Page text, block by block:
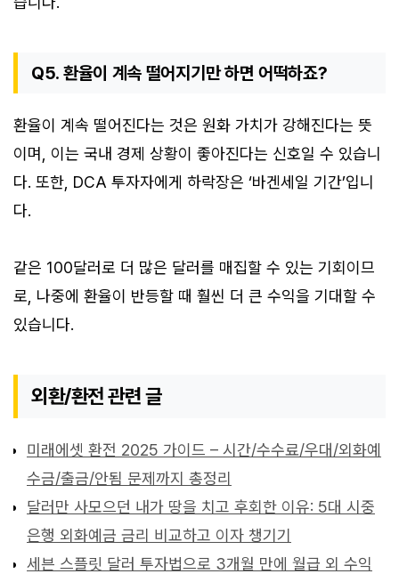
Q5. 환율이 계속 떨어지기만 하면 어떡하죠?
환율이 계속 떨어진다는 것은 원화 가치가 강해진다는 뜻
이며, 이는 국내 경제 상황이 좋아진다는 신호일 수 있습니
다. 또한, DCA 투자자에게 하락장은 ‘바겐세일 기간’입니
다.
같은 100달러로 더 많은 달러를 매집할 수 있는 기회이므
로, 나중에 환율이 반등할 때 훨씬 더 큰 수익을 기대할 수
있습니다.
외환/환전 관련 글
미래에셋 환전 2025 가이드 – 시간/수수료/우대/외화예
수금/출금/안됨 문제까지 총정리
달러만 사모으던 내가 땅을 치고 후회한 이유: 5대 시중
은행 외화예금 금리 비교하고 이자 챙기기
세븐 스플릿 달러 투자법으로 3개월 만에 월급 외 수익